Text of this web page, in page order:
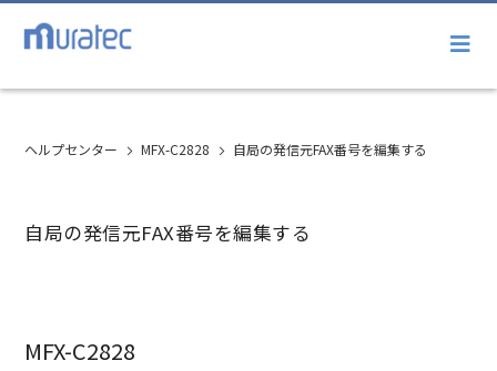
ヘルプセンター MFX-C2828 自局の発信元FAX番号を編集する
自局の発信元FAX番号を編集する
MFX-C2828